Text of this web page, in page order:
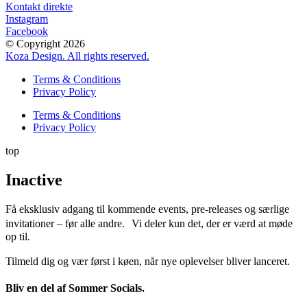
Kontakt direkte
Instagram
Facebook
© Copyright 2026
Koza Design. All rights reserved.
Terms & Conditions
Privacy Policy
Terms & Conditions
Privacy Policy
top
Inactive
Få eksklusiv adgang til kommende events, pre-releases og særlige
invitationer – før alle andre. Vi deler kun det, der er værd at møde
op til.
Tilmeld dig og vær først i køen, når nye oplevelser bliver lanceret.
Bliv en del af Sommer Socials.